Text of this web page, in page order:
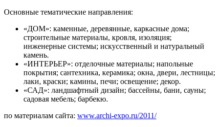
Основные тематические направления:
«ДОМ»: каменные, деревянные, каркасные дома;
строительные материалы, кровля, изоляция;
инженерные системы; искусственный и натуральный
камень.
«ИНТЕРЬЕР»: отделочные материалы; напольные
покрытия; сантехника, керамика; окна, двери, лестницы;
лаки, краски; камины, печи; освещение; декор.
«САД»: ландшафтный дизайн; бассейны, бани, сауны;
садовая мебель; барбекю.
по материалам сайта: www.archi-expo.ru/2011/